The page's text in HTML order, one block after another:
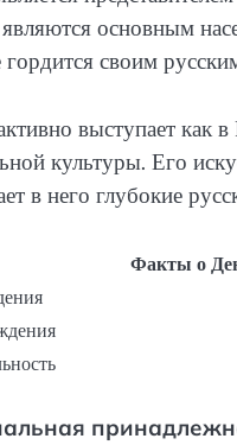
основным
своим
выступает как
культуры. Его
в него глубокие
Факты о